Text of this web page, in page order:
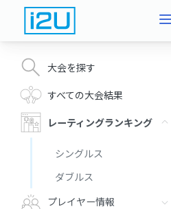
大会を探す
すべての大会結果
レーティングランキング
シングルス
ダブルス
プレイヤー情報